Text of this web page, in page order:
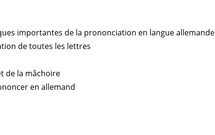
importantes de la prononciation en langue allemande
de toutes les lettres
de la mâchoire
en allemand